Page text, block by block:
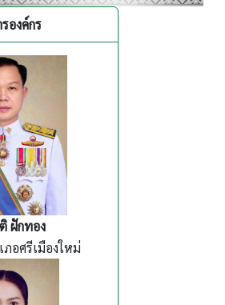
องค์กร
ฝักทอง
อศรีเมืองใหม่